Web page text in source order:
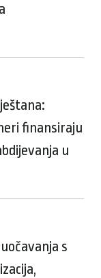
finansiraju
u
s